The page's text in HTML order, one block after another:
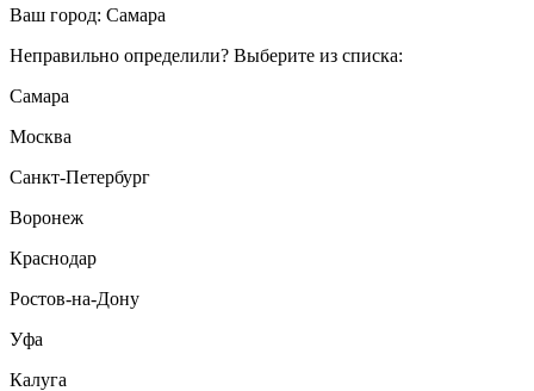
Ваш город: Самара
Неправильно определили? Выберите из списка:
Самара
Москва
Санкт-Петербург
Воронеж
Краснодар
Ростов-на-Дону
Уфа
Калуга